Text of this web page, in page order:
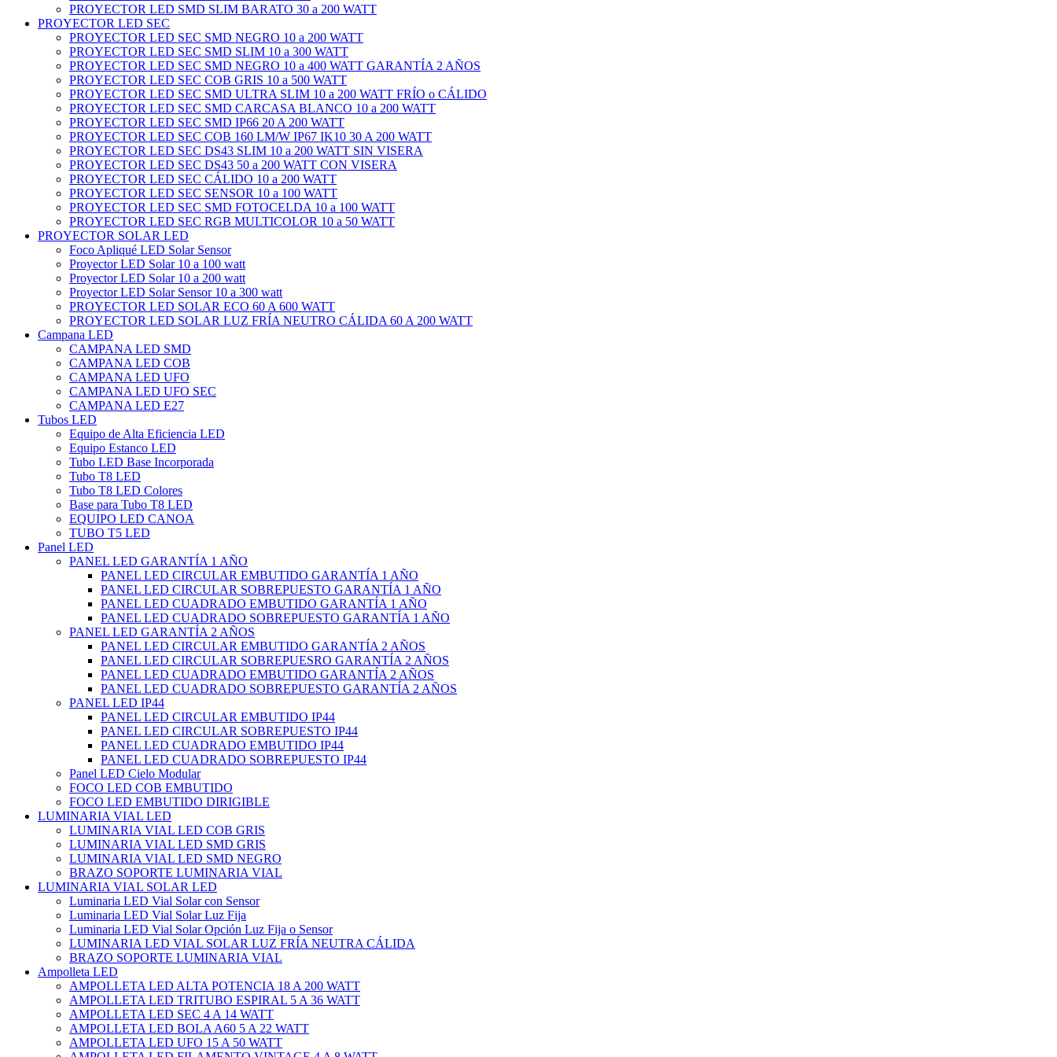
PROYECTOR LED SMD SLIM BARATO 30 a 200 WATT
PROYECTOR LED SEC
PROYECTOR LED SEC SMD NEGRO 10 a 200 WATT
PROYECTOR LED SEC SMD SLIM 10 a 300 WATT
PROYECTOR LED SEC SMD NEGRO 10 a 400 WATT GARANTÍA 2 AÑOS
PROYECTOR LED SEC COB GRIS 10 a 500 WATT
PROYECTOR LED SEC SMD ULTRA SLIM 10 a 200 WATT FRÍO o CÁLIDO
PROYECTOR LED SEC SMD CARCASA BLANCO 10 a 200 WATT
PROYECTOR LED SEC SMD IP66 20 A 200 WATT
PROYECTOR LED SEC COB 160 LM/W IP67 IK10 30 A 200 WATT
PROYECTOR LED SEC DS43 SLIM 10 a 200 WATT SIN VISERA
PROYECTOR LED SEC DS43 50 a 200 WATT CON VISERA
PROYECTOR LED SEC CÁLIDO 10 a 200 WATT
PROYECTOR LED SEC SENSOR 10 a 100 WATT
PROYECTOR LED SEC SMD FOTOCELDA 10 a 100 WATT
PROYECTOR LED SEC RGB MULTICOLOR 10 a 50 WATT
PROYECTOR SOLAR LED
Foco Apliqué LED Solar Sensor
Proyector LED Solar 10 a 100 watt
Proyector LED Solar 10 a 200 watt
Proyector LED Solar Sensor 10 a 300 watt
PROYECTOR LED SOLAR ECO 60 A 600 WATT
PROYECTOR LED SOLAR LUZ FRÍA NEUTRO CÁLIDA 60 A 200 WATT
Campana LED
CAMPANA LED SMD
CAMPANA LED COB
CAMPANA LED UFO
CAMPANA LED UFO SEC
CAMPANA LED E27
Tubos LED
Equipo de Alta Eficiencia LED
Equipo Estanco LED
Tubo LED Base Incorporada
Tubo T8 LED
Tubo T8 LED Colores
Base para Tubo T8 LED
EQUIPO LED CANOA
TUBO T5 LED
Panel LED
PANEL LED GARANTÍA 1 AÑO
PANEL LED CIRCULAR EMBUTIDO GARANTÍA 1 AÑO
PANEL LED CIRCULAR SOBREPUESTO GARANTÍA 1 AÑO
PANEL LED CUADRADO EMBUTIDO GARANTÍA 1 AÑO
PANEL LED CUADRADO SOBREPUESTO GARANTÍA 1 AÑO
PANEL LED GARANTÍA 2 AÑOS
PANEL LED CIRCULAR EMBUTIDO GARANTÍA 2 AÑOS
PANEL LED CIRCULAR SOBREPUESRO GARANTÍA 2 AÑOS
PANEL LED CUADRADO EMBUTIDO GARANTÍA 2 AÑOS
PANEL LED CUADRADO SOBREPUESTO GARANTÍA 2 AÑOS
PANEL LED IP44
PANEL LED CIRCULAR EMBUTIDO IP44
PANEL LED CIRCULAR SOBREPUESTO IP44
PANEL LED CUADRADO EMBUTIDO IP44
PANEL LED CUADRADO SOBREPUESTO IP44
Panel LED Cielo Modular
FOCO LED COB EMBUTIDO
FOCO LED EMBUTIDO DIRIGIBLE
LUMINARIA VIAL LED
LUMINARIA VIAL LED COB GRIS
LUMINARIA VIAL LED SMD GRIS
LUMINARIA VIAL LED SMD NEGRO
BRAZO SOPORTE LUMINARIA VIAL
LUMINARIA VIAL SOLAR LED
Luminaria LED Vial Solar con Sensor
Luminaria LED Vial Solar Luz Fija
Luminaria LED Vial Solar Opción Luz Fija o Sensor
LUMINARIA LED VIAL SOLAR LUZ FRÍA NEUTRA CÁLIDA
BRAZO SOPORTE LUMINARIA VIAL
Ampolleta LED
AMPOLLETA LED ALTA POTENCIA 18 A 200 WATT
AMPOLLETA LED TRITUBO ESPIRAL 5 A 36 WATT
AMPOLLETA LED SEC 4 A 14 WATT
AMPOLLETA LED BOLA A60 5 A 22 WATT
AMPOLLETA LED UFO 15 A 50 WATT